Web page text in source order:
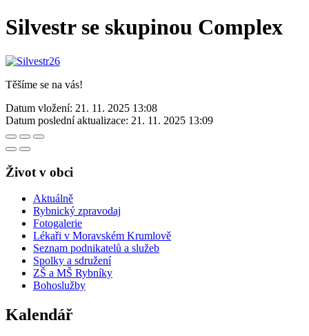
Silvestr se skupinou Complex
Těšíme se na vás!
Datum vložení: 21. 11. 2025 13:08
Datum poslední aktualizace: 21. 11. 2025 13:09
Život v obci
Aktuálně
Rybnický zpravodaj
Fotogalerie
Lékaři v Moravském Krumlově
Seznam podnikatelů a služeb
Spolky a sdružení
ZŠ a MŠ Rybníky
Bohoslužby
Kalendář